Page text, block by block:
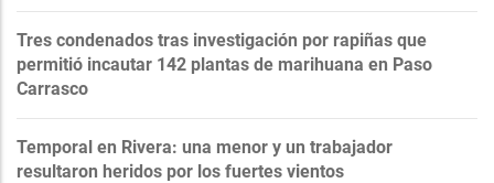
Tres condenados tras investigación por rapiñas que
permitió incautar 142 plantas de marihuana en Paso
Carrasco
Temporal en Rivera: una menor y un trabajador
resultaron heridos por los fuertes vientos